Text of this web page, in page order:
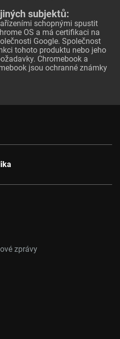
subjektů:
schopnými spustit
OS a má certifikaci na
Google. Společnost
tohoto produktu nebo jeho
Chromebook a
jsou ochranné známky
zprávy